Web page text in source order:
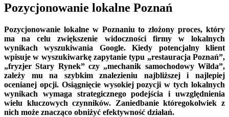
Pozycjonowanie lokalne Poznań
Pozycjonowanie lokalne w Poznaniu to złożony proces, który
ma na celu zwiększenie widoczności firmy w lokalnych
wynikach wyszukiwania Google. Kiedy potencjalny klient
wpisuje w wyszukiwarkę zapytanie typu „restauracja Poznań”,
„fryzjer Stary Rynek” czy „mechanik samochodowy Wilda”,
zależy mu na szybkim znalezieniu najbliższej i najlepiej
ocenianej opcji. Osiągnięcie wysokiej pozycji w tych lokalnych
wynikach wymaga strategicznego podejścia i uwzględnienia
wielu kluczowych czynników. Zaniedbanie któregokolwiek z
nich może znacząco obniżyć efektywność działań.